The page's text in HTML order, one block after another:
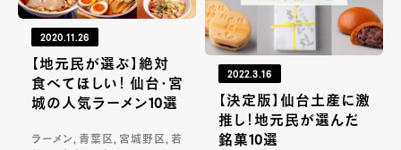
2020.11.26
【地元民が選ぶ】絶対
食べてほしい！ 仙台・宮
城の人気ラーメン10選
ラーメン, 青葉区, 宮城野区, 若
2022.3.16
【決定版】仙台土産に激
推し！地元民が選んだ
銘菓10選